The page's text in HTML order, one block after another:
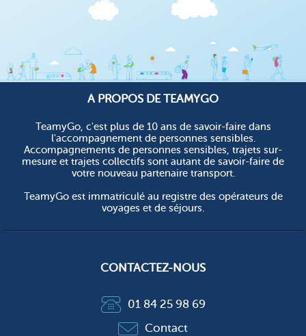
A PROPOS DE TEAMYGO
TeamyGo, c'est plus de 10 ans de savoir-faire dans
l'accompagnement de personnes sensibles.
Accompagnements de personnes sensibles, trajets sur-
mesure et trajets collectifs sont autant de savoir-faire de
votre nouveau partenaire transport.
TeamyGo est immatriculé au registre des opérateurs de
voyages et de séjours.
CONTACTEZ-NOUS
01 84 25 98 69
Contact